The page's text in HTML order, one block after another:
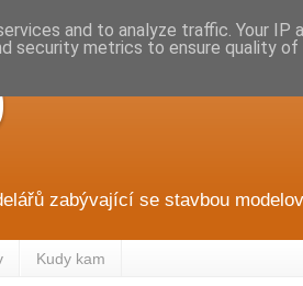
zabývající se stavbou
Kudy kam
and to analyze traffic. Your IP
security metrics to ensure quality of